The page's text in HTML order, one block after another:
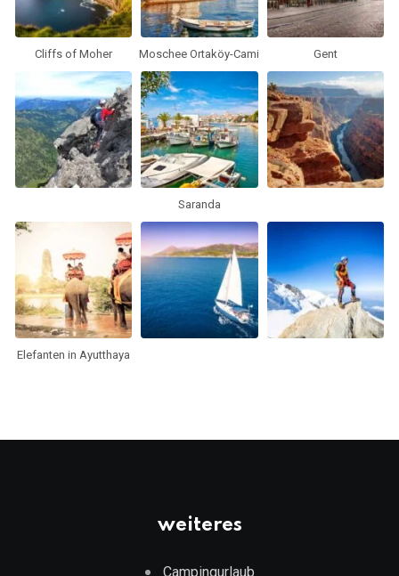
Cliffs of Moher Moschee Ortaköy-Cami Gent
Saranda
Elefanten in Ayutthaya
weiteres
Campingurlaub